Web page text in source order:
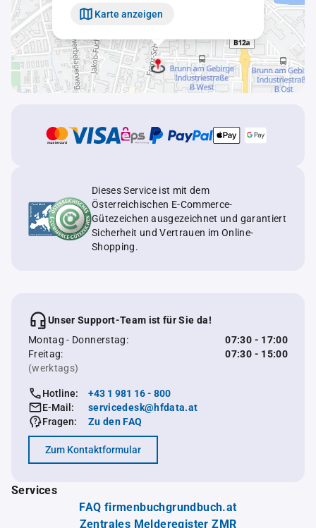
Karte anzeigen
Dieses Service ist mit dem
Österreichischen E-Commerce-
Gütezeichen ausgezeichnet und garantiert
Sicherheit und Vertrauen im Online-
Shopping.
Unser Support-Team ist für Sie da!
Montag - Donnerstag:
07:30 - 17:00
Freitag:
07:30 - 15:00
(werktags)
Hotline:
+43 1 981 16 - 800
E-Mail:
servicedesk@hfdata.at
Fragen:
Zu den FAQ
Zum Kontaktformular
Services
FAQ firmenbuchgrundbuch.at
Zentrales Melderegister ZMR